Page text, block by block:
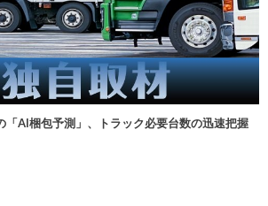
「AI梱包予測」、トラック必要台数の迅速把握